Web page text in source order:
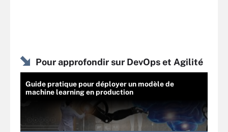
Pour approfondir sur DevOps et Agilité
Guide pratique pour déployer un modèle de
machine learning en production